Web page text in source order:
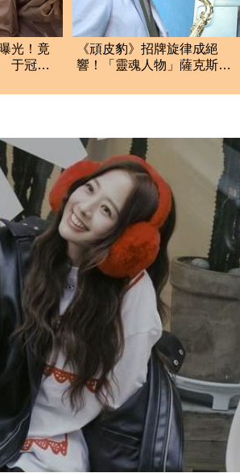
光！竟
于冠華
《頑皮豹》招牌旋律成絕
響！「靈魂人物」薩克斯風